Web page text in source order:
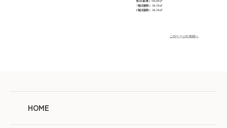
このページの先頭へ
HOME